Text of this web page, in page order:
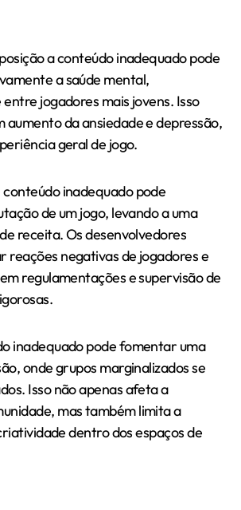
a conteúdo inadequado pode
a saúde mental,
jogadores mais jovens. Isso
aumento da ansiedade e depressão,
geral de jogo.
inadequado pode
de um jogo, levando a uma
receita. Os desenvolvedores
reações negativas de jogadores e
regulamentações e supervisão de
inadequado pode fomentar uma
onde grupos marginalizados se
Isso não apenas afeta a
mas também limita a
dentro dos espaços de